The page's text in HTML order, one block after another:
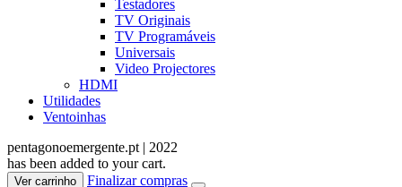
Testadores
TV Originais
TV Programáveis
Universais
Video Projectores
HDMI
Utilidades
Ventoinhas
pentagonoemergente.pt | 2022
has been added to your cart.
Ver carrinho Finalizar compras